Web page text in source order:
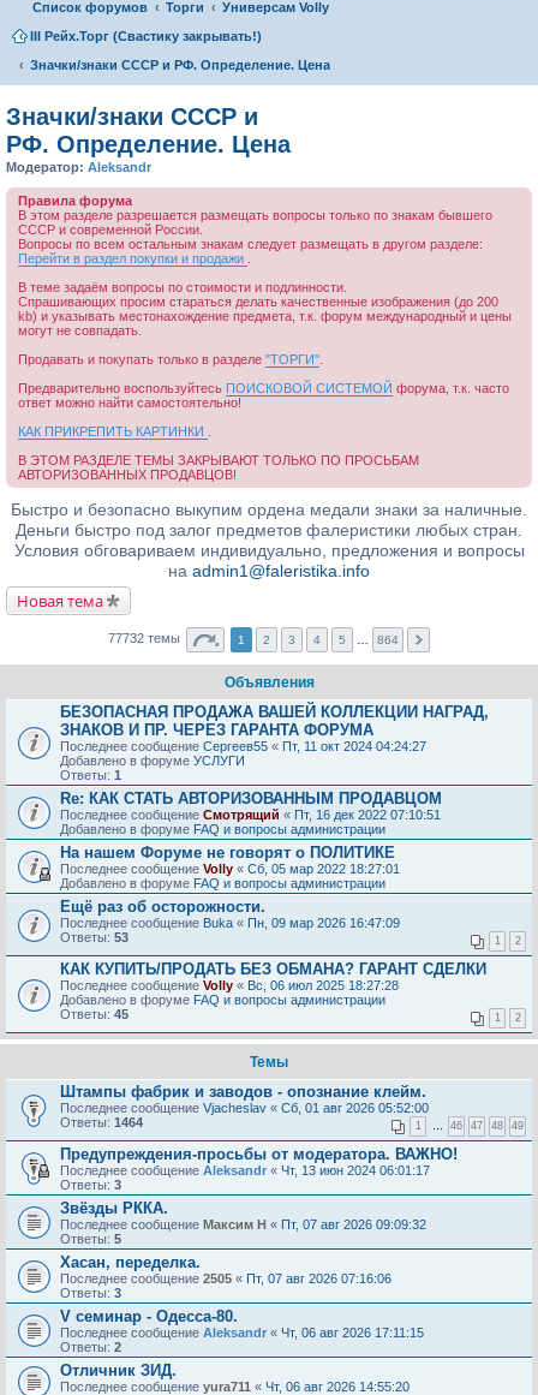
Список форумов Торги
Универсам Volly
III Рейх.Торг (Свастику закрывать!)
Значки/знаки СССР и РФ. Определение. Цена
Значки/знаки СССР и
РФ. Определение. Цена
Модератор: Aleksandr
Правила форума
В этом разделе разрешается размещать вопросы только по знакам бывшего
СССР и современной России.
Вопросы по всем остальным знакам следует размещать в другом разделе:
Перейти в раздел покупки и продажи
В теме задаём вопросы по стоимости и подлинности.
Спрашивающих просим стараться делать качественные изображения (до 200
kb) и указывать местонахождение предмета, т.к. форум международный и цены
могут не совпадать.
Продавать и покупать только в разделе "ТОРГИ"
Предварительно воспользуйтесь ПОИСКОВОЙ СИСТЕМОЙ форума, т.к. часто
ответ можно найти самостоятельно!
КАК ПРИКРЕПИТЬ КАРТИНКИ
В ЭТОМ РАЗДЕЛЕ ТЕМЫ ЗАКРЫВАЮТ ТОЛЬКО ПО ПРОСЬБАМ
АВТОРИЗОВАННЫХ ПРОДАВЦОВ!
Быстро и безопасно выкупим ордена медали знаки за наличные.
Деньги быстро под залог предметов фалеристики любых стран.
Условия обговариваем индивидуально, предложения и вопросы
на admin1@faleristika.info
Новая тема
77732 темы 1 2 3 4 5 864
Объявления
БЕЗОПАСНАЯ ПРОДАЖА ВАШЕЙ КОЛЛЕКЦИИ НАГРАД,
ЗНАКОВ И ПР. ЧЕРЕЗ ГАРАНТА ФОРУМА
Последнее сообщение Сергеев55 « Пт, 11 окт 2024 04:24:27
Добавлено в форуме УСЛУГИ
Ответы: 1
Re: КАК СТАТЬ АВТОРИЗОВАННЫМ ПРОДАВЦОМ
Последнее сообщение Смотрящий « Пт, 16 дек 2022 07:10:51
Добавлено в форуме FAQ и вопросы администрации
На нашем Форуме не говорят о ПОЛИТИКЕ
Последнее сообщение Volly « Сб, 05 мар 2022 18:27:01
Добавлено в форуме FAQ и вопросы администрации
Ещё раз об осторожности.
Последнее сообщение Buka « Пн, 09 мар 2026 16:47:09
Ответы: 53 1 2
КАК КУПИТЬ/ПРОДАТЬ БЕЗ ОБМАНА? ГАРАНТ СДЕЛКИ
Последнее сообщение Volly « Вс, 06 июл 2025 18:27:28
Добавлено в форуме FAQ и вопросы администрации
Ответы: 45 1 2
Темы
Штампы фабрик и заводов - опознание клейм.
Последнее сообщение Vjacheslav « Сб, 01 авг 2026 05:52:00
Ответы: 1464 1 … 46 47 48 49
Предупреждения-просьбы от модератора. ВАЖНО!
Последнее сообщение Aleksandr « Чт, 13 июн 2024 06:01:17
Ответы: 3
Звёзды РККА.
Последнее сообщение Максим Н « Пт, 07 авг 2026 09:09:32
Ответы: 5
Хасан, переделка.
Последнее сообщение 2505 « Пт, 07 авг 2026 07:16:06
Ответы: 3
V семинар - Одесса-80.
Последнее сообщение Aleksandr « Чт, 06 авг 2026 17:11:15
Ответы: 2
Отличник ЗИД.
Последнее сообщение yura711 « Чт, 06 авг 2026 14:55:20